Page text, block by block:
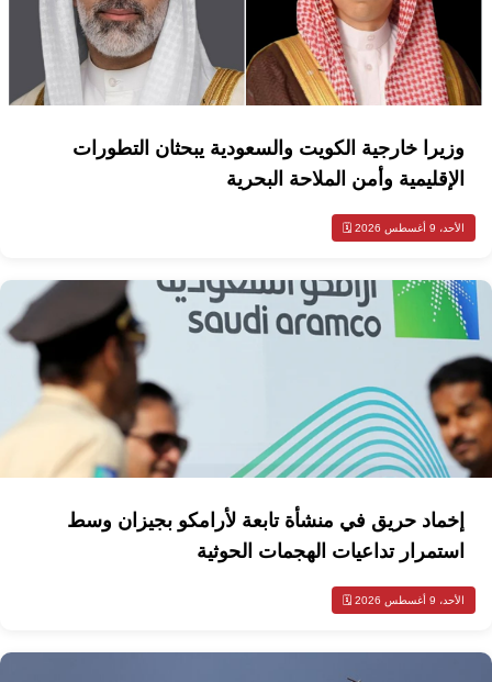
وزيرا خارجية الكويت والسعودية يبحثان التطورات
الإقليمية وأمن الملاحة البحرية
الأحد، 9 أغسطس 2026 🗓️
إخماد حريق في منشأة تابعة لأرامكو بجيزان وسط
استمرار تداعيات الهجمات الحوثية
الأحد، 9 أغسطس 2026 🗓️